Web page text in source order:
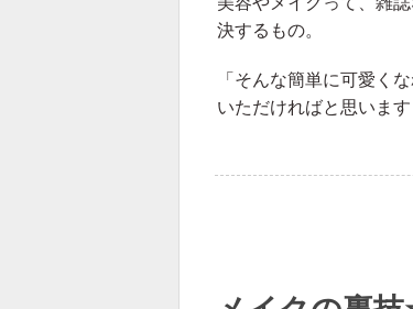
決するもの。
「そんな簡単に可愛く
いただければと思いま